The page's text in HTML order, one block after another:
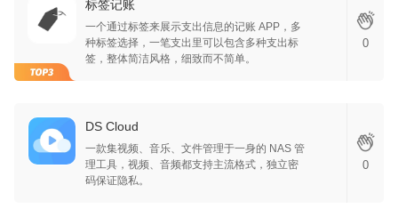
标签记账
一个通过标签来展示支出信息的记账 APP，多
种标签选择，一笔支出里可以包含多种支出标
签，整体简洁风格，细致而不简单。
0
DS Cloud
一款集视频、音乐、文件管理于一身的 NAS 管
理工具，视频、音频都支持主流格式，独立密
码保证隐私。
0